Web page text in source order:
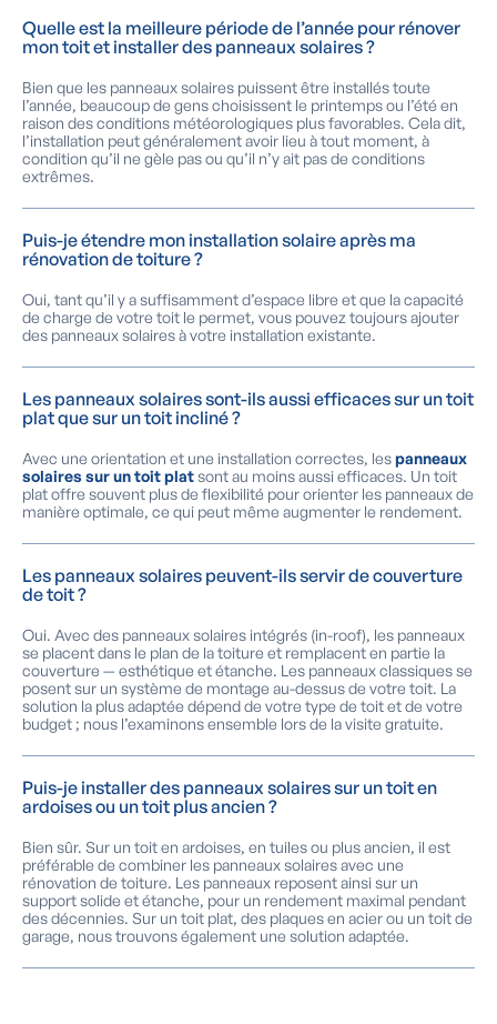
Quelle est la meilleure période de l’année pour rénover
mon toit et installer des panneaux solaires ?
Bien que les panneaux solaires puissent être installés toute
l’année, beaucoup de gens choisissent le printemps ou l’été en
raison des conditions météorologiques plus favorables. Cela dit,
l’installation peut généralement avoir lieu à tout moment, à
condition qu’il ne gèle pas ou qu’il n’y ait pas de conditions
extrêmes.
Puis-je étendre mon installation solaire après ma
rénovation de toiture ?
Oui, tant qu’il y a suffisamment d’espace libre et que la capacité
de charge de votre toit le permet, vous pouvez toujours ajouter
des panneaux solaires à votre installation existante.
Les panneaux solaires sont-ils aussi efficaces sur un toit
plat que sur un toit incliné ?
Avec une orientation et une installation correctes, lespanneaux
solaires sur un toit platsont au moins aussi efficaces. Un toit
plat offre souvent plus de flexibilité pour orienter les panneaux de
manière optimale, ce qui peut même augmenter le rendement.
Les panneaux solaires peuvent-ils servir de couverture
de toit ?
Oui. Avec des panneaux solaires intégrés (in-roof), les panneaux
se placent dans le plan de la toiture et remplacent en partie la
couverture — esthétique et étanche. Les panneaux classiques se
posent sur un système de montage au-dessus de votre toit. La
solution la plus adaptée dépend de votre type de toit et de votre
budget ; nous l’examinons ensemble lors de la visite gratuite.
Puis-je installer des panneaux solaires sur un toit en
ardoises ou un toit plus ancien ?
Bien sûr. Sur un toit en ardoises, en tuiles ou plus ancien, il est
préférable de combiner les panneaux solaires avec une
rénovation de toiture. Les panneaux reposent ainsi sur un
support solide et étanche, pour un rendement maximal pendant
des décennies. Sur un toit plat, des plaques en acier ou un toit de
garage, nous trouvons également une solution adaptée.